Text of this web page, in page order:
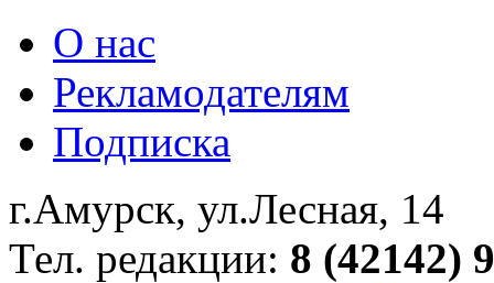
О нас
Рекламодателям
Подписка
г.Амурск, ул.Лесная, 14
Тел. редакции: 8 (42142)